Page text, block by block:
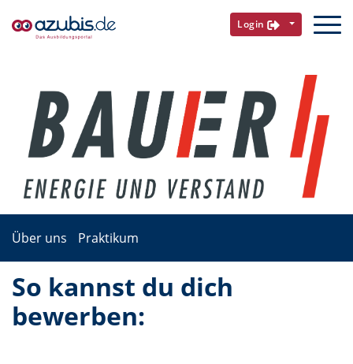
Login
Über uns Praktikum
So kannst du dich
bewerben: